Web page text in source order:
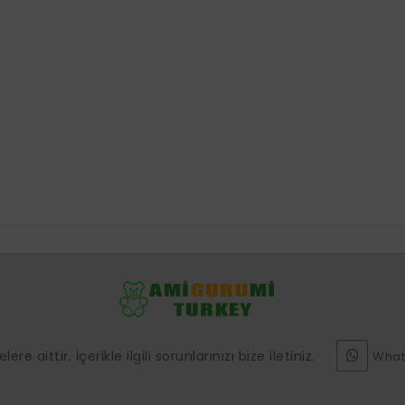
aittir. İçerikle ilgili sorunlarınızı bize iletiniz.